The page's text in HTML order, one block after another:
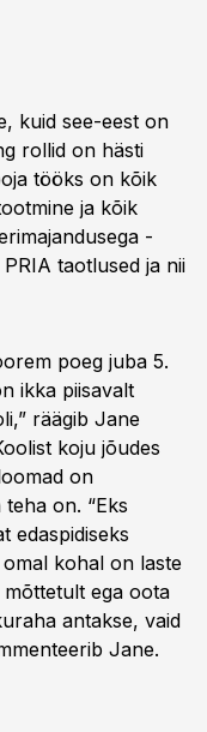
kuid see-eest on
rollid on hästi
tööks on kõik
ja kõik
-
taotlused ja nii
poeg juba 5.
ikka piisavalt
räägib Jane
koju jõudes
on
on. “Eks
edaspidiseks
kohal on laste
ega oota
antakse, vaid
Jane.